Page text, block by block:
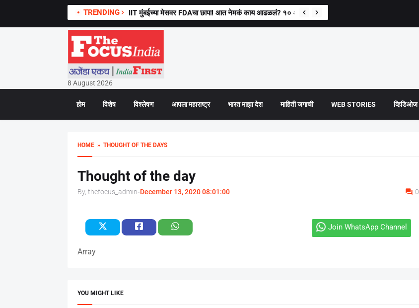
TRENDING IIT मुंबईच्या मेसवर FDAचा छापा! आत नेमकं काय आढळलं? १० आस्थापनांवर धाडी
8 August 2026
होम विशेष विश्लेषण आपला महाराष्ट्र भारत माझा देश माहिती जगाची WEB STORIES व्हिडिओज
HOME» THOUGHT OF THE DAYS
Thought of the day
By, thefocus_admin-December 13, 2020 08:01:00 0
Join WhatsApp Channel
Array
YOU MIGHT LIKE